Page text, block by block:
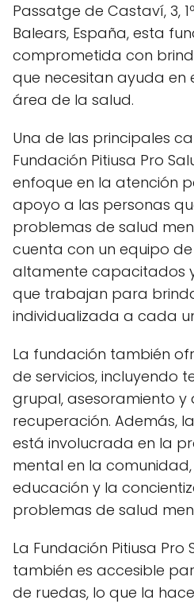
Passatge de Castaví, 3,
Balears, España, esta
comprometida con
que necesitan ayuda en
área de la salud.
Una de las principales
Fundación Pitiusa Pro
enfoque en la atención
apoyo a las personas
problemas de salud
cuenta con un equipo
altamente capacitados
que trabajan para
individualizada a cada
La fundación también
de servicios, incluyendo
grupal, asesoramiento y
recuperación. Además,
está involucrada en la
mental en la
educación y la
problemas de salud
La Fundación Pitiusa Pro
también es accesible
de ruedas, lo que la